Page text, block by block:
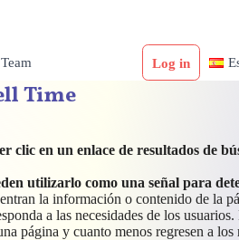
Team Log in
Time
clic en un enlace de resultados de
utilizarlo como una señal para
la información o contenido de la
a las necesidades de los
página y cuanto menos regresen a los